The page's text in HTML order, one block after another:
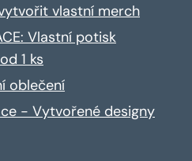
vlastní merch
Vlastní potisk
1 ks
oblečení
- Vytvořené designy